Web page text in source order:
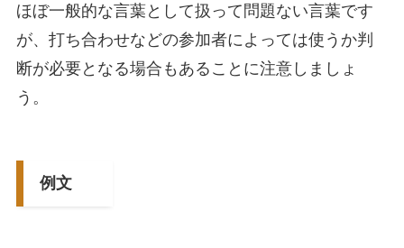
ほぼ一般的な言葉として扱って問題ない言葉です
が、打ち合わせなどの参加者によっては使うか判
断が必要となる場合もあることに注意しましょ
う。
例文